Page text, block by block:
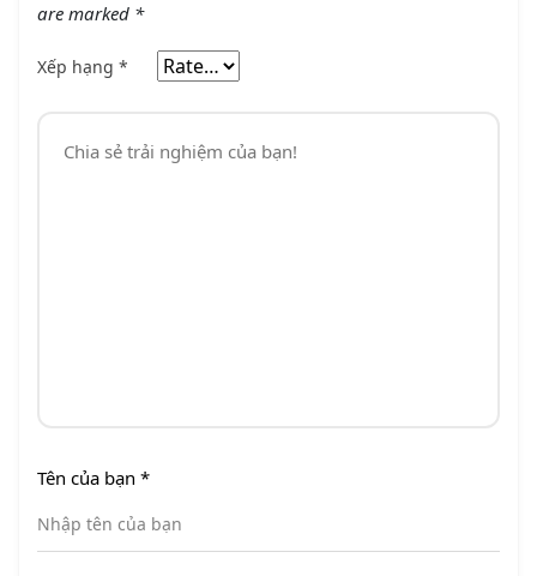
are marked *
Xếp hạng *
Tên của bạn *